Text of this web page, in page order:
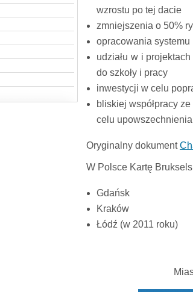
wzrostu po tej dacie
zmniejszenia o 50%
opracowania
udziału w i
do szkoły i pracy
inwestycji w celu
bliskiej współpracy
celu
Oryginalny dokument
W Polsce Kartę
Gdańsk
Kraków
Łódź (w 2011 roku)